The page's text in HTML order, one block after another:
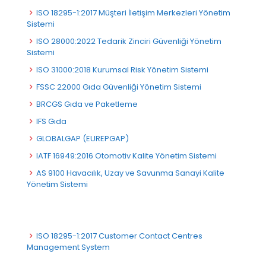
ISO 18295-1:2017 Müşteri İletişim Merkezleri Yönetim
Sistemi
ISO 28000:2022 Tedarik Zinciri Güvenliği Yönetim
Sistemi
ISO 31000:2018 Kurumsal Risk Yönetim Sistemi
FSSC 22000 Gıda Güvenliği Yönetim Sistemi
BRCGS Gıda ve Paketleme
IFS Gıda
GLOBALGAP (EUREPGAP)
IATF 16949:2016 Otomotiv Kalite Yönetim Sistemi
AS 9100 Havacılık, Uzay ve Savunma Sanayi Kalite
Yönetim Sistemi
ISO 18295-1:2017 Customer Contact Centres
Management System